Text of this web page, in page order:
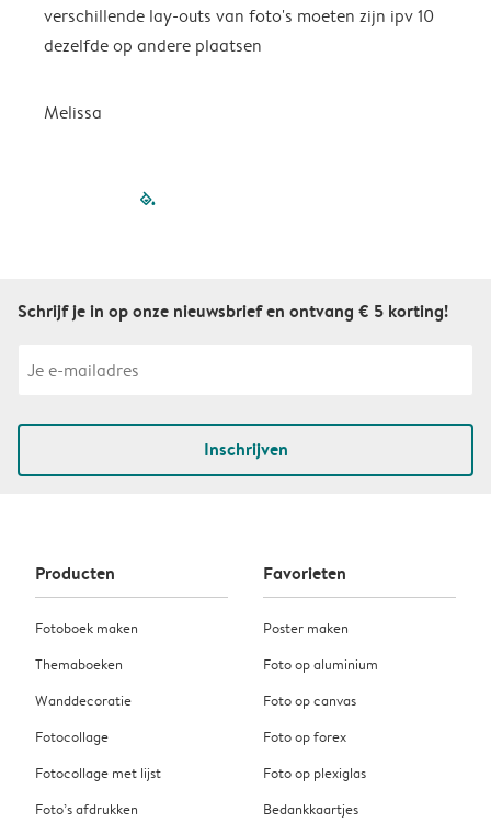
verschillende lay-outs van foto's moeten zijn ipv 10
dezelfde op andere plaatsen
Melissa
filled-pagination
Schrijf je in op onze nieuwsbrief en ontvang € 5 korting!
Inschrijven
Producten
Fotoboek maken
Themaboeken
Wanddecoratie
Fotocollage
Fotocollage met lijst
Foto’s afdrukken
Favorieten
Poster maken
Foto op aluminium
Foto op canvas
Foto op forex
Foto op plexiglas
Bedankkaartjes